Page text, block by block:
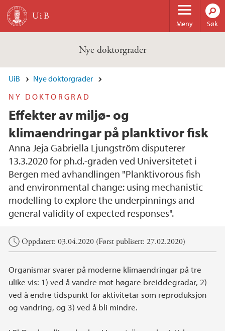
Hopp til hovedinnhold
Meny Søk
Nye doktorgrader
UiB
Nye doktorgrader
NY DOKTORGRAD
Effekter av miljø- og
klimaendringar på planktivor fisk
Anna Jeja Gabriella Ljungström disputerer
13.3.2020 for ph.d.-graden ved Universitetet i
Bergen med avhandlingen "Planktivorous fish
and environmental change: using mechanistic
modelling to explore the underpinnings and
general validity of expected responses".
Hovedinnhold
Oppdatert: 03.04.2020 (Først publisert: 27.02.2020)
Organismar svarer på moderne klimaendringar på tre
ulike vis: 1) ved å vandre mot høgare breiddegradar, 2)
ved å endre tidspunkt for aktivitetar som reproduksjon
og vandring, og 3) ved å bli mindre.